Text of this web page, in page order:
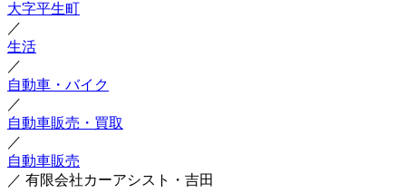
大字平生町
／
生活
／
自動車・バイク
／
自動車販売・買取
／
自動車販売
／ 有限会社カーアシスト・吉田